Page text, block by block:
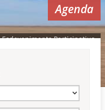
▼
▼
Agenda
Esdeveniments Participatius